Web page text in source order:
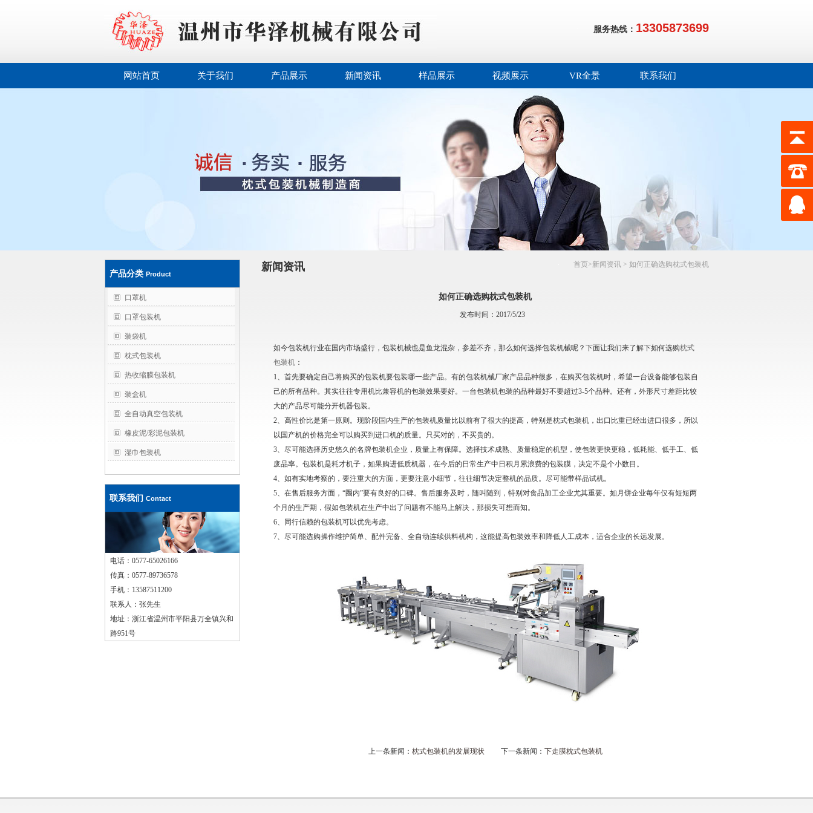
服务热线： 13305873699
网站首页 关于我们 产品展示 新闻资讯 样品展示 视频展示 VR全景 联系我们
首页>新闻资讯 > 如何正确选购枕式包装机
新闻资讯
如何正确选购枕式包装机
发布时间：2017/5/23
如今包装机行业在国内市场盛行，包装机械也是鱼龙混杂，参差不齐，那么如何选择包装机械呢？下面让我们来了解下如何选购枕式
包装机 ：
1、首先要确定自己将购买的包装机要包装哪一些产品。有的包装机械厂家产品品种很多，在购买包装机时，希望一台设备能够包装自
己的所有品种。其实往往专用机比兼容机的包装效果要好。一台包装机包装的品种最好不要超过3-5个品种。还有，外形尺寸差距比较
大的产品尽可能分开机器包装。
2、高性价比是第一原则。现阶段国内生产的包装机质量比以前有了很大的提高，特别是枕式包装机，出口比重已经出进口很多，所以
以国产机的价格完全可以购买到进口机的质量。只买对的，不买贵的。
3、尽可能选择历史悠久的名牌包装机企业，质量上有保障。选择技术成熟、质量稳定的机型，使包装更快更稳，低耗能、低手工、低
废品率。包装机是耗才机子，如果购进低质机器，在今后的日常生产中日积月累浪费的包装膜，决定不是个小数目。
4、如有实地考察的，要注重大的方面，更要注意小细节，往往细节决定整机的品质。尽可能带样品试机。
5、在售后服务方面，“圈内”要有良好的口碑。售后服务及时，随叫随到，特别对食品加工企业尤其重要。如月饼企业每年仅有短短两
个月的生产期，假如包装机在生产中出了问题有不能马上解决，那损失可想而知。
6、同行信赖的包装机可以优先考虑。
7、尽可能选购操作维护简单、配件完备、全自动连续供料机构，这能提高包装效率和降低人工成本，适合企业的长远发展。
上一条新闻： 枕式包装机的发展现状下一条新闻： 下走膜枕式包装机
产品分类 Product
口罩机
口罩包装机
装袋机
枕式包装机
热收缩膜包装机
装盒机
全自动真空包装机
橡皮泥/彩泥包装机
湿巾包装机
联系我们 Contact
电话：0577-65026166
传真：0577-89736578
手机：13587511200
联系人：张先生
地址：浙江省温州市平阳县万全镇兴和
路951号